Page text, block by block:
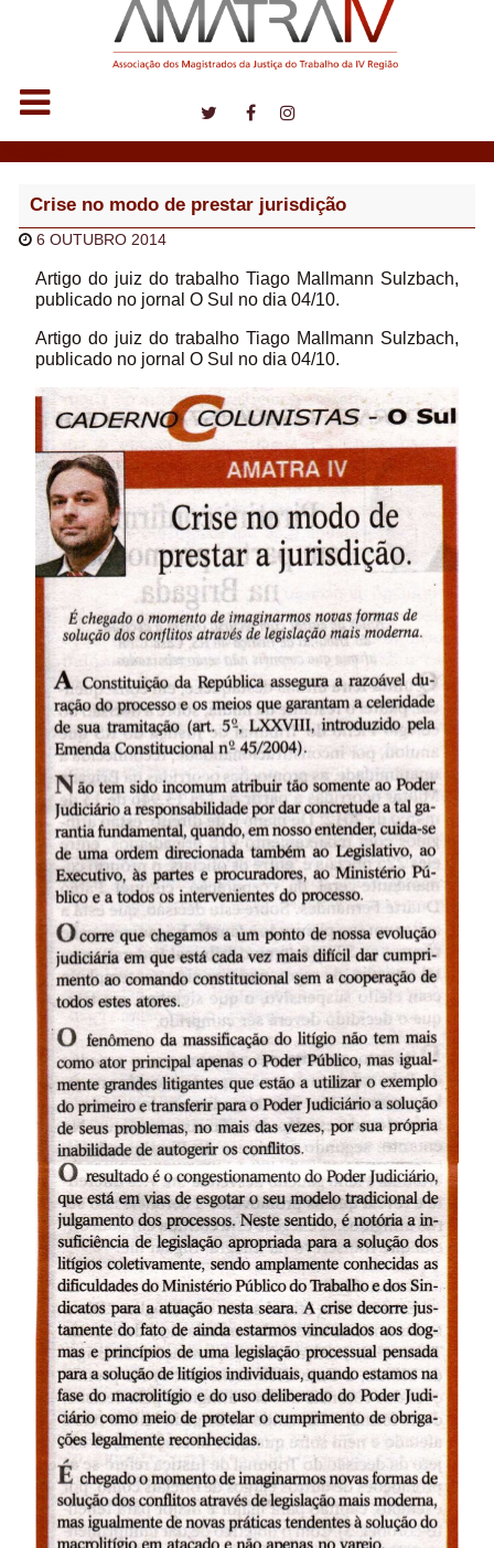
Crise no modo de prestar jurisdição
6 OUTUBRO 2014
Artigo do juiz do trabalho Tiago Mallmann Sulzbach,
publicado no jornal O Sul no dia 04/10.
Artigo do juiz do trabalho Tiago Mallmann Sulzbach,
publicado no jornal O Sul no dia 04/10.